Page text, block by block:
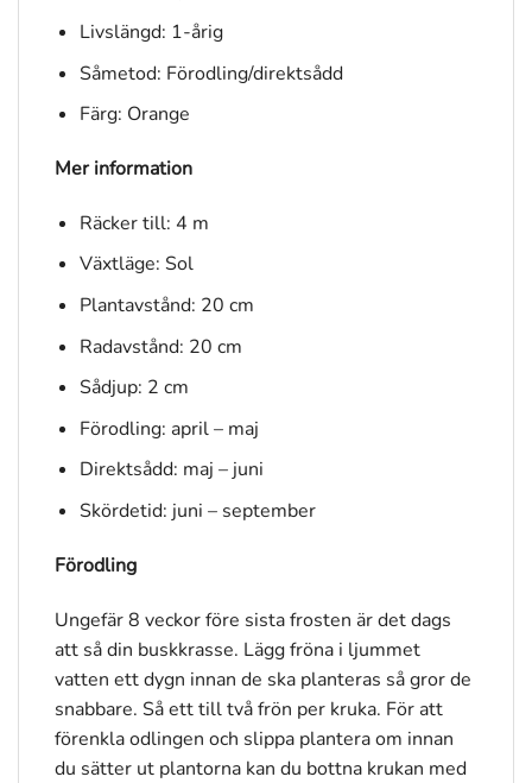
Livslängd: 1-årig
Såmetod: Förodling/direktsådd
Färg: Orange
Mer information
Räcker till: 4 m
Växtläge: Sol
Plantavstånd: 20 cm
Radavstånd: 20 cm
Sådjup: 2 cm
Förodling: april – maj
Direktsådd: maj – juni
Skördetid: juni – september
Förodling
Ungefär 8 veckor före sista frosten är det dags
att så din buskkrasse. Lägg fröna i ljummet
vatten ett dygn innan de ska planteras så gror de
snabbare. Så ett till två frön per kruka. För att
förenkla odlingen och slippa plantera om innan
du sätter ut plantorna kan du bottna krukan med